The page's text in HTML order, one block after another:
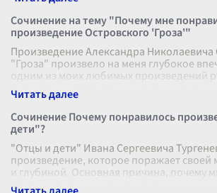
Сочинение на тему "Почему мне
произведение Островского 'Гроза'"
Произведение Александра Николаевича
"Гроза" произвело на меня глубокое
одним из моих любимых произведений
литературы. В этой драме поднимают
Сочинение Почему понравилось
дети"?
"Отцы и дети" Ивана Сергеевича
произведение, которое поражает своей
и глубиной. Основная причина, почему
это произведение, заключает